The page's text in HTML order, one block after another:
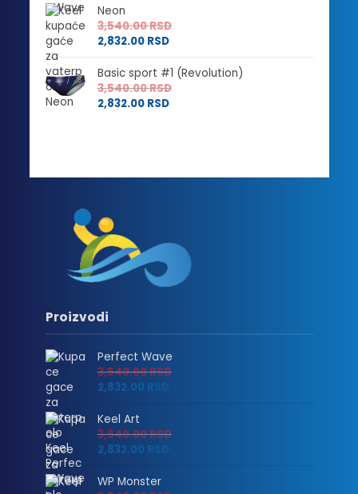
Neon
3,540.00RSD
2,832.00 RSD
Basic sport #1 (Revolution)
3,540.00RSD
2,832.00 RSD
Proizvodi
Perfect Wave
3,540.00RSD
2,832.00 RSD
Keel Art
3,540.00RSD
2,832.00 RSD
WP Monster